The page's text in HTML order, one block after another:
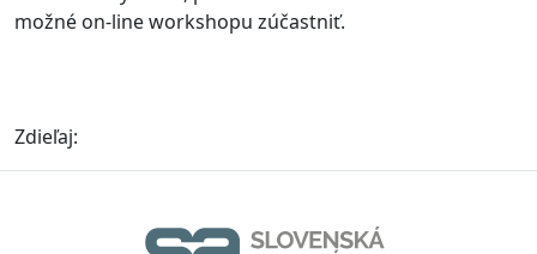
možné on-line workshopu zúčastniť.
Zdieľaj: